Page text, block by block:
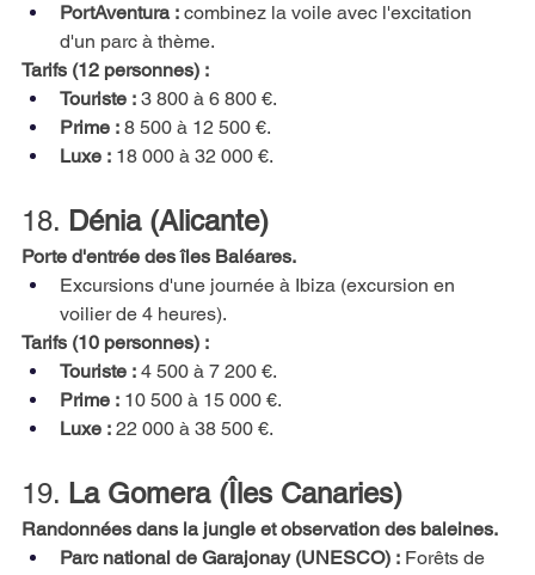
PortAventura : combinez la voile avec l'excitation
d'un parc à thème.
Tarifs (12 personnes) :
Touriste : 3 800 à 6 800 €.
Prime : 8 500 à 12 500 €.
Luxe : 18 000 à 32 000 €.
18. Dénia (Alicante)
Porte d'entrée des îles Baléares.
Excursions d'une journée à Ibiza (excursion en
voilier de 4 heures).
Tarifs (10 personnes) :
Touriste : 4 500 à 7 200 €.
Prime : 10 500 à 15 000 €.
Luxe : 22 000 à 38 500 €.
19. La Gomera (Îles Canaries)
Randonnées dans la jungle et observation des baleines.
Parc national de Garajonay (UNESCO) : Forêts de